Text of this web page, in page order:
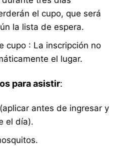
el cupo, que será
la lista de espera.
cupo : La inscripción no
el lugar.
para asistir:
antes de ingresar y
el día).